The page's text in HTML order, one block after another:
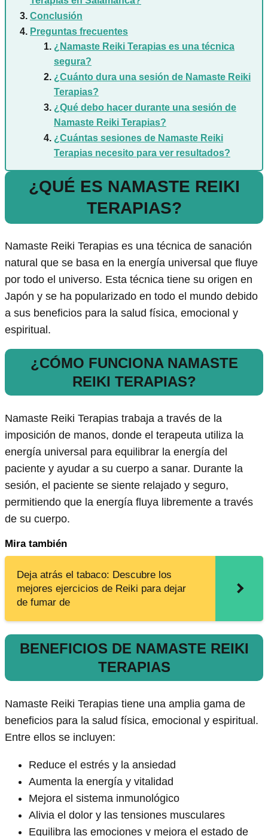
Conclusión
Preguntas frecuentes
¿Namaste Reiki Terapias es una técnica
segura?
¿Cuánto dura una sesión de Namaste Reiki
Terapias?
¿Qué debo hacer durante una sesión de
Namaste Reiki Terapias?
¿Cuántas sesiones de Namaste Reiki
Terapias necesito para ver resultados?
¿QUÉ ES NAMASTE REIKI
TERAPIAS?
Namaste Reiki Terapias es una técnica de sanación
natural que se basa en la energía universal que fluye
por todo el universo. Esta técnica tiene su origen en
Japón y se ha popularizado en todo el mundo debido
a sus beneficios para la salud física, emocional y
espiritual.
¿CÓMO FUNCIONA NAMASTE
REIKI TERAPIAS?
Namaste Reiki Terapias trabaja a través de la
imposición de manos, donde el terapeuta utiliza la
energía universal para equilibrar la energía del
paciente y ayudar a su cuerpo a sanar. Durante la
sesión, el paciente se siente relajado y seguro,
permitiendo que la energía fluya libremente a través
de su cuerpo.
Mira también
Deja atrás el tabaco: Descubre los
mejores ejercicios de Reiki para dejar
de fumar de
BENEFICIOS DE NAMASTE REIKI
TERAPIAS
Namaste Reiki Terapias tiene una amplia gama de
beneficios para la salud física, emocional y espiritual.
Entre ellos se incluyen:
Reduce el estrés y la ansiedad
Aumenta la energía y vitalidad
Mejora el sistema inmunológico
Alivia el dolor y las tensiones musculares
Equilibra las emociones y mejora el estado de